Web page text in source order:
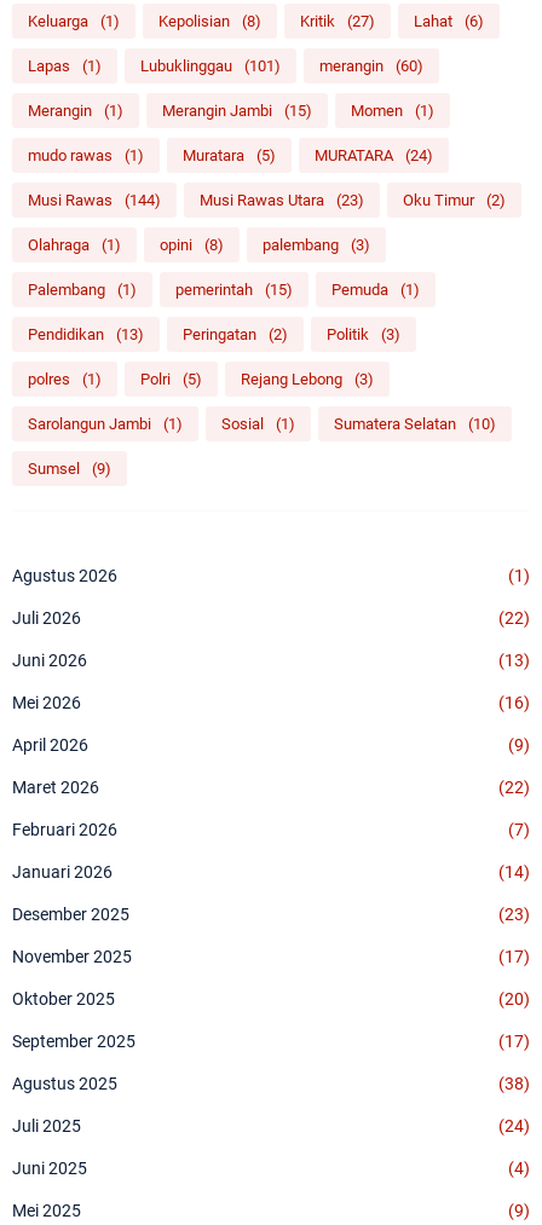
Keluarga (1) Kepolisian (8) Kritik (27) Lahat (6)
Lapas (1) Lubuklinggau (101) merangin (60)
Merangin (1) Merangin Jambi (15) Momen (1)
mudo rawas (1) Muratara (5) MURATARA (24)
Musi Rawas (144) Musi Rawas Utara (23) Oku Timur (2)
Olahraga (1) opini (8) palembang (3)
Palembang (1) pemerintah (15) Pemuda (1)
Pendidikan (13) Peringatan (2) Politik (3)
polres (1) Polri (5) Rejang Lebong (3)
Sarolangun Jambi (1) Sosial (1) Sumatera Selatan (10)
Sumsel (9)
Agustus 2026 (1)
Juli 2026 (22)
Juni 2026 (13)
Mei 2026 (16)
April 2026 (9)
Maret 2026 (22)
Februari 2026 (7)
Januari 2026 (14)
Desember 2025 (23)
November 2025 (17)
Oktober 2025 (20)
September 2025 (17)
Agustus 2025 (38)
Juli 2025 (24)
Juni 2025 (4)
Mei 2025 (9)